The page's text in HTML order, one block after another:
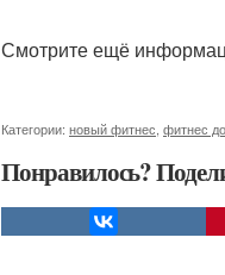
Смотрите ещё
Категории: новый фитнес фитнес
Понравилось?